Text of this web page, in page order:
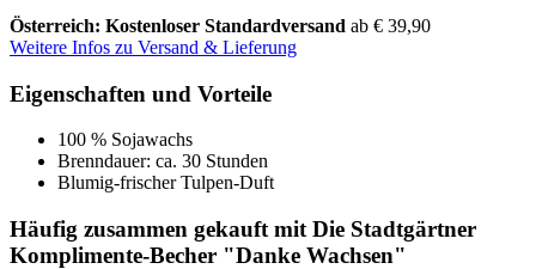
Österreich: Kostenloser Standardversand ab € 39,90
Weitere Infos zu Versand & Lieferung
Eigenschaften und Vorteile
100 % Sojawachs
Brenndauer: ca. 30 Stunden
Blumig-frischer Tulpen-Duft
Häufig zusammen gekauft mit Die Stadtgärtner
Komplimente-Becher "Danke Wachsen"